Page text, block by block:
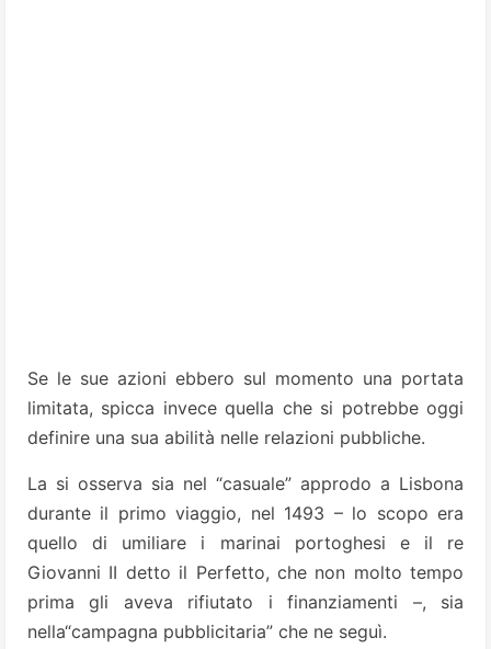
Se le sue azioni ebbero sul momento una portata
limitata, spicca invece quella che si potrebbe oggi
definire una sua abilità nelle relazioni pubbliche.
La si osserva sia nel “casuale” approdo a Lisbona
durante il primo viaggio, nel 1493 – lo scopo era
quello di umiliare i marinai portoghesi e il re
Giovanni II detto il Perfetto, che non molto tempo
prima gli aveva rifiutato i finanziamenti –, sia
nella“campagna pubblicitaria” che ne seguì.